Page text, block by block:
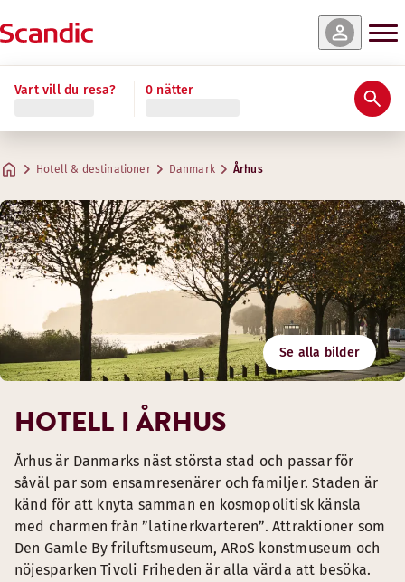
Vart vill du resa? 0 nätter
Hotell & destinationer Danmark Århus
Se alla bilder
HOTELL I ÅRHUS
Århus är Danmarks näst största stad och passar för
såväl par som ensamresenärer och familjer. Staden är
känd för att knyta samman en kosmopolitisk känsla
med charmen från ”latinerkvarteren”. Attraktioner som
Den Gamle By friluftsmuseum, ARoS konstmuseum och
nöjesparken Tivoli Friheden är alla värda att besöka.